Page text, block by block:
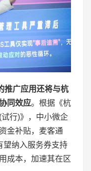
推广应用还将与杭
同效应。根据《杭
行)》，中小微企
金补贴，麦客通
望纳入服务券支持
成本，加速其在区